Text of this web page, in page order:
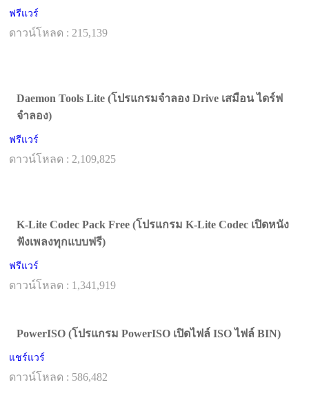
ฟรีแวร์
ดาวน์โหลด : 215,139
Daemon Tools Lite (โปรแกรมจำลอง Drive เสมือน ไดร์ฟ
จําลอง)
ฟรีแวร์
ดาวน์โหลด : 2,109,825
K-Lite Codec Pack Free (โปรแกรม K-Lite Codec เปิดหนัง
ฟังเพลงทุกแบบฟรี)
ฟรีแวร์
ดาวน์โหลด : 1,341,919
PowerISO (โปรแกรม PowerISO เปิดไฟล์ ISO ไฟล์ BIN)
แชร์แวร์
ดาวน์โหลด : 586,482